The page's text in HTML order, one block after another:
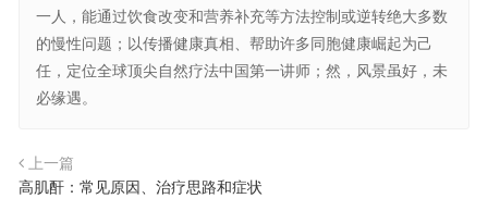
一人，能通过饮食改变和营养补充等方法控制或逆转绝大多数
的慢性问题；以传播健康真相、帮助许多同胞健康崛起为己
任，定位全球顶尖自然疗法中国第一讲师；然，风景虽好，未
必缘遇。
上一篇
高肌酐：常见原因、治疗思路和症状